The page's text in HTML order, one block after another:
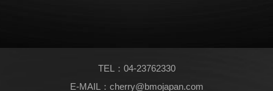
TEL： 04-23762330
E-MAIL： cherry@bmojapan.com